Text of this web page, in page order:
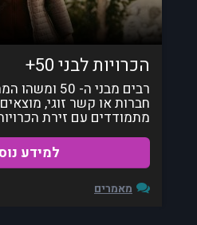
הכרויות לבני 50+
רבים מבני ה-
חברות או קשר זוגי,
מתמודדים עם זירת
למידע
מאמרים